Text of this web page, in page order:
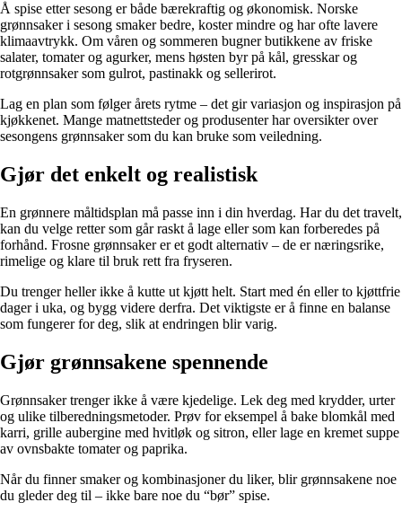
Å spise etter sesong er både bærekraftig og økonomisk. Norske
grønnsaker i sesong smaker bedre, koster mindre og har ofte lavere
klimaavtrykk. Om våren og sommeren bugner butikkene av friske
salater, tomater og agurker, mens høsten byr på kål, gresskar og
rotgrønnsaker som gulrot, pastinakk og sellerirot.
Lag en plan som følger årets rytme – det gir variasjon og inspirasjon på
kjøkkenet. Mange matnettsteder og produsenter har oversikter over
sesongens grønnsaker som du kan bruke som veiledning.
Gjør det enkelt og realistisk
En grønnere måltidsplan må passe inn i din hverdag. Har du det travelt,
kan du velge retter som går raskt å lage eller som kan forberedes på
forhånd. Frosne grønnsaker er et godt alternativ – de er næringsrike,
rimelige og klare til bruk rett fra fryseren.
Du trenger heller ikke å kutte ut kjøtt helt. Start med én eller to kjøttfrie
dager i uka, og bygg videre derfra. Det viktigste er å finne en balanse
som fungerer for deg, slik at endringen blir varig.
Gjør grønnsakene spennende
Grønnsaker trenger ikke å være kjedelige. Lek deg med krydder, urter
og ulike tilberedningsmetoder. Prøv for eksempel å bake blomkål med
karri, grille aubergine med hvitløk og sitron, eller lage en kremet suppe
av ovnsbakte tomater og paprika.
Når du finner smaker og kombinasjoner du liker, blir grønnsakene noe
du gleder deg til – ikke bare noe du “bør” spise.